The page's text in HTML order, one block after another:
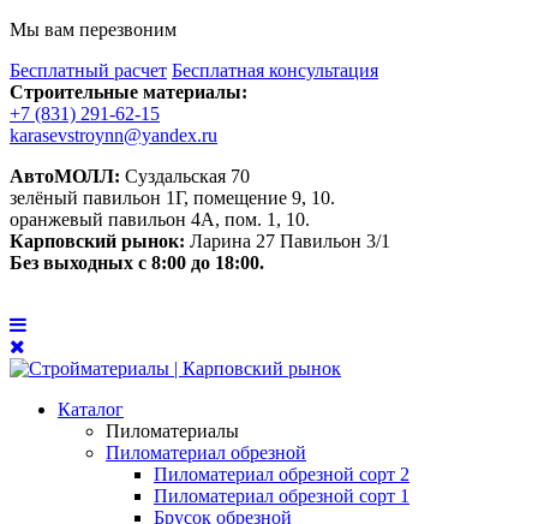
Мы вам перезвоним
Бесплатный расчет Бесплатная консультация
Строительные материалы:
+7 (831) 291-62-15
karasevstroynn@yandex.ru
АвтоМОЛЛ: Суздальская 70
зелёный павильон 1Г, помещение 9, 10.
оранжевый павильон 4А, пом. 1, 10.
Карповский рынок: Ларина 27 Павильон 3/1
Без выходных с 8:00 до 18:00.
Каталог
Пиломатериалы
Пиломатериал обрезной
Пиломатериал обрезной сорт 2
Пиломатериал обрезной сорт 1
Брусок обрезной